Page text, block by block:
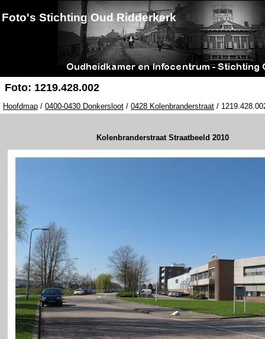
Foto's Stichting Oud Ridderkerk
Foto: 1219.428.002
Hoofdmap / 0400-0430 Donkersloot / 0428 Kolenbranderstraat /
Kolenbranderstraat Straatbeeld 2010